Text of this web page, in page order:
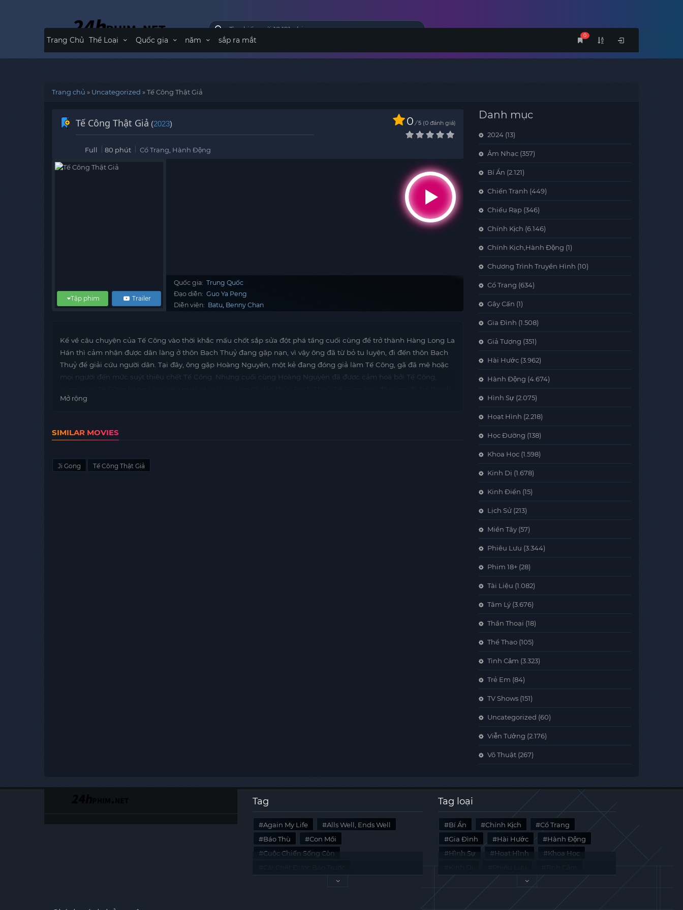
0
Trang Chủ Thể Loại Quốc gia năm sắp ra mắt
Trang chủ » Uncategorized »Tế Công Thật Giả
Tế Công Thật Giả (2023) 0 / 5 0 đánh giá
Full 80 phút Cổ Trang Hành Động
Trailer
Tập phim
Quốc gia: Trung Quốc
Đạo diễn: Guo Ya Peng
Diễn viên: Batu Benny Chan
Kể về câu chuyện của Tế Công vào thời khắc mấu chốt sắp sửa đột phá tầng cuối cùng để trở thành Hàng Long La
Hán thì cảm nhận được dân làng ở thôn Bạch Thuỷ đang gặp nạn, vì vậy ông đã từ bỏ tu luyện, đi đến thôn Bạch
Thuỷ để giải cứu người dân. Tại đây, ông gặp Hoàng Nguyên, một kẻ đang đóng giả làm Tế Công, gã đã mê hoặc
mọi người đến mức suýt thiêu chết Tế Công. Nhưng cuối cùng Hoàng Nguyên đã được cảm hoá bởi Tế Công,
Hàng Long La Hán.
Mở rộng
SIMILAR MOVIES
Ji Gong Tế Công Thật Giả
Danh mục
2024 (13)
Âm Nhạc (357)
Bí Ẩn (2.121)
Chiến Tranh (449)
Chiếu Rạp (346)
Chính Kịch (6.146)
Chính Kịch,Hành Động (1)
Chương Trình Truyền Hình (10)
Cổ Trang (634)
Gây Cấn (1)
Gia Đình (1.508)
Giả Tượng (351)
Hài Hước (3.962)
Hành Động (4.674)
Hình Sự (2.075)
Hoạt Hình (2.218)
Học Đường (138)
Khoa Học (1.598)
Kinh Dị (1.678)
Kinh Điển (15)
Lịch Sử (213)
Miền Tây (57)
Phiêu Lưu (3.344)
Phim 18+ (28)
Tài Liệu (1.082)
Tâm Lý (3.676)
Thần Thoại (18)
Thể Thao (105)
Tình Cảm (3.323)
Trẻ Em (84)
TV Shows (151)
Uncategorized (60)
Viễn Tưởng (2.176)
Võ Thuật (267)
Tag
Again My Life
Alls Well, Ends Well
Báo Thù
Con Mồi
Cuộc Chiến Sống Còn
Last Summer
Tag loại
Bí Ẩn Chính Kịch
Cổ Trang
Gia Đình
Hài Hước
Hành Động
Hình Sự
Hoạt Hình
Khoa Học
Tài Liệu
Tâm Lý Viễn Tưởng